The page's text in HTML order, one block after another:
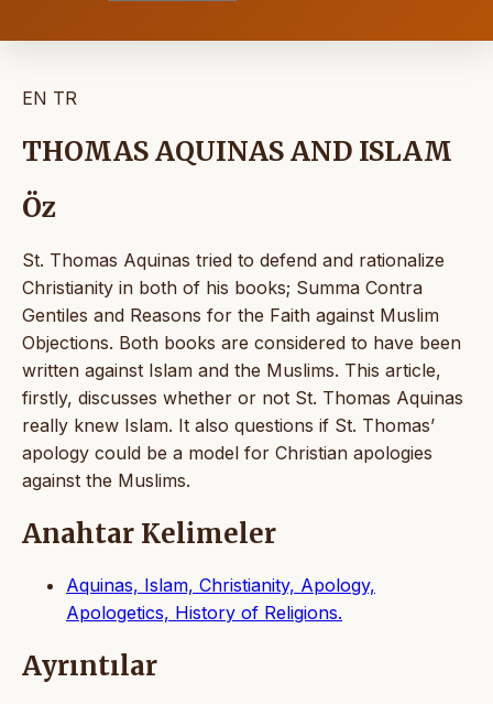
EN TR
THOMAS AQUINAS AND ISLAM
Öz
St. Thomas Aquinas tried to defend and rationalize
Christianity in both of his books; Summa Contra
Gentiles and Reasons for the Faith against Muslim
Objections. Both books are considered to have been
written against Islam and the Muslims. This article,
firstly, discusses whether or not St. Thomas Aquinas
really knew Islam. It also questions if St. Thomas’
apology could be a model for Christian apologies
against the Muslims.
Anahtar Kelimeler
Aquinas, Islam, Christianity, Apology,
Apologetics, History of Religions.
Ayrıntılar